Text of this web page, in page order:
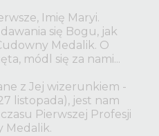
Imię Maryi.
się Bogu, jak
Medalik. O
módl się za nami...
z Jej wizerunkiem -
listopada), jest nam
Pierwszej Profesji
Medalik.